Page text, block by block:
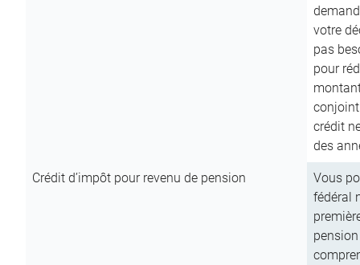
votre
pas
pour
conjoint
crédit
des
Crédit d’impôt pour revenu de pension
Vous
fédéral